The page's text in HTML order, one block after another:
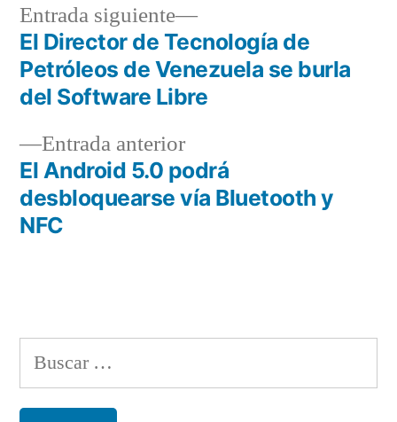
Navegación
de
entradas
Entrada anteriorEntrada
anterior:
El Android 5.0 podrá
desbloquearse vía Bluetooth y
NFC
Entrada siguiente
Entrada
siguiente:
El Director de Tecnología de
Petróleos de Venezuela se burla
del Software Libre
Buscar: